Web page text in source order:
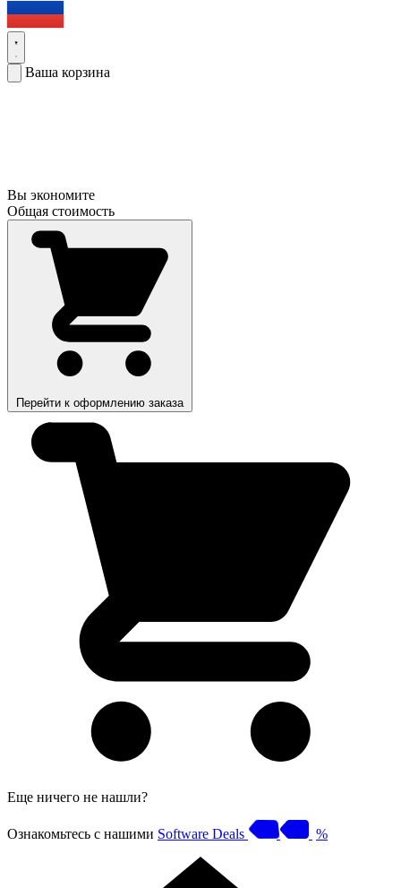
Ваша корзина
Вы экономите
Общая стоимость
Перейти к оформлению заказа
Еще ничего не нашли?
Ознакомьтесь с нашими Software Deals %